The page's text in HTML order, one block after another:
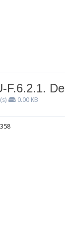
F.6.2.1.
0.00 KB
358